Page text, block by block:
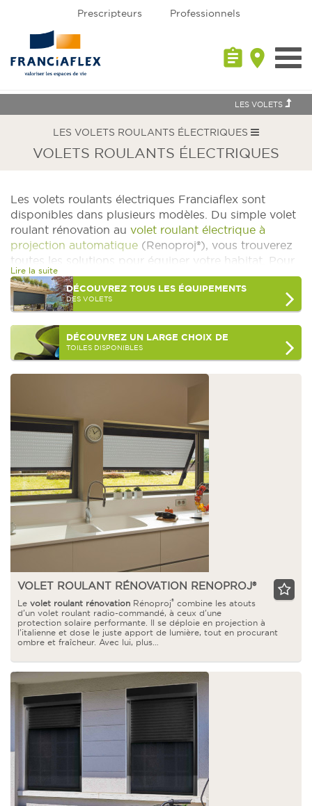
Prescripteurs Professionnels
assignment place
LES VOLETS
LES VOLETS ROULANTS ÉLECTRIQUES
VOLETS ROULANTS ÉLECTRIQUES
Les volets roulants électriques Franciaflex sont
disponibles dans plusieurs modèles. Du simple volet
roulant rénovation au volet roulant électrique à
projection automatique (Renoproj®), vous trouverez
toutes les solutions pour équiper votre habitat. Pour
encore plus de confort, optez pour ladomotique
Well’com®pour piloter vos volets roulants électrique
et programmer vos propres scénarios.
Lire la suite
DÉCOUVREZ TOUS LES ÉQUIPEMENTS
DES VOLETS
DÉCOUVREZ UN LARGE CHOIX DE
TOILES DISPONIBLES
VOLET ROULANT RÉNOVATION RENOPROJ®
Le volet roulant rénovation Rénoproj® combine les atouts
d’un volet roulant radio-commandé, à ceux d'une
protection solaire performante. Il se déploie en projection à
l’italienne et dose le juste apport de lumière, tout en procurant
ombre et fraîcheur. Avec lui, plus…